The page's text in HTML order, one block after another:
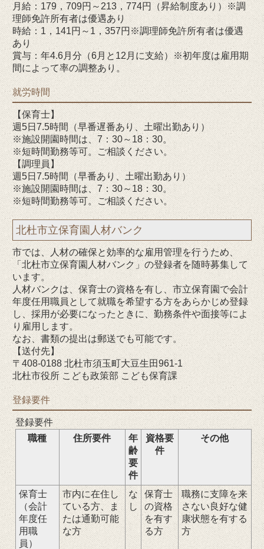
月給：179，709円～213，774円（昇給制度あり）※調
理師免許所有者は優遇あり
時給：1，141円～1，357円※調理師免許所有者は優遇
あり
賞与：年4.6月分（6月と12月に支給）※初年度は雇用期
間によって率の調整あり。
就労時間
【保育士】
週5日7.5時間（早番遅番あり、土曜出勤あり）
※施設開園時間は、7：30～18：30。
※短時間勤務等可。ご相談ください。
【調理員】
週5日7.5時間（早番あり、土曜出勤あり）
※施設開園時間は、7：30～18：30。
※短時間勤務等可。ご相談ください。
北杜市立保育園人材バンク
市では、人材の確保と効率的な雇用管理を行うため、
「北杜市立保育園人材バンク」の登録者を随時募集して
います。
人材バンクは、保育士の資格を有し、市立保育園で会計
年度任用職員として就職を希望する方をあらかじめ登録
し、採用が必要になったときに、勤務条件や面接等によ
り雇用します。
なお、書類の提出は郵送でも可能です。
【送付先】
〒408-0188 北杜市須玉町大豆生田961-1
北杜市役所 こども政策部 こども保育課
登録要件
登録要件
職種
住所要件
年
齢
要
件
資格要
件
その他
保育士
（会計
年度任
用職
員）
市内に在住し
ている方、ま
たは通勤可能
な方
な
し
保育士
の資格
を有す
る方
職務に支障を来
さない良好な健
康状態を有する
方